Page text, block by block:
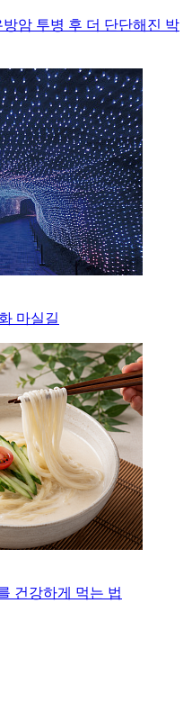
암 투병 후 더 단단해진 박
마실길
건강하게 먹는 법